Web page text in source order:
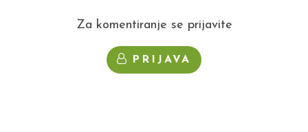
Za komentiranje se prijavite
PRIJAVA